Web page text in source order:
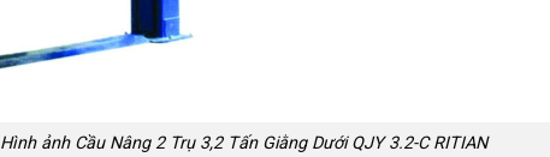
Hình ảnh Cầu Nâng 2 Trụ 3,2 Tấn Giằng Dưới QJY 3.2-C RITIAN